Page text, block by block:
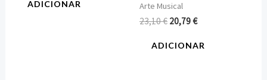
ADICIONAR Arte Musical
23,10€ 20,79€
ADICIONAR